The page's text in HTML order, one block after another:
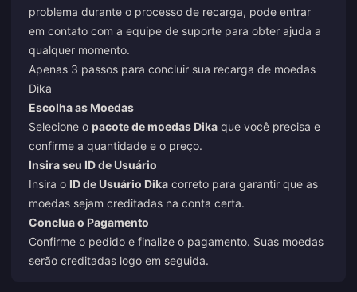
problema durante o processo de recarga, pode entrar
em contato com a equipe de suporte para obter ajuda a
qualquer momento.
Apenas 3 passos para concluir sua recarga de moedas
Dika
Escolha as Moedas
Selecione o pacote de moedas Dika que você precisa e
confirme a quantidade e o preço.
Insira seu ID de Usuário
Insira o ID de Usuário Dika correto para garantir que as
moedas sejam creditadas na conta certa.
Conclua o Pagamento
Confirme o pedido e finalize o pagamento. Suas moedas
serão creditadas logo em seguida.